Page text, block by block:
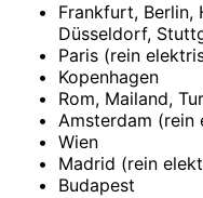
BMW X7 Zubehör
M Performance
Transport &
Exterieur
Interieur
Navigation
Kommunikation &
•
Frankfurt, Berlin,
Düsseldorf,
•
Paris (rein
•
Kopenhagen
•
Rom, Mailand,
• Amsterdam (rein
• Wien
•
Madrid (rein
•
Budapest